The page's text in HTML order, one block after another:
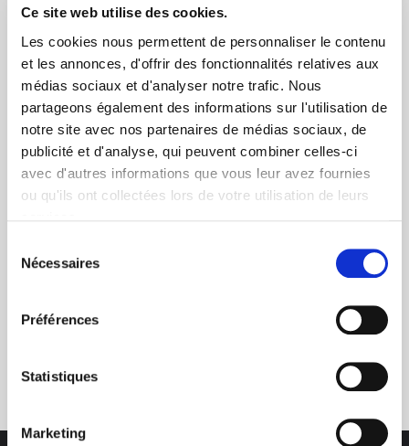
Ce site web utilise des cookies.
Les cookies nous permettent de personnaliser le contenu
et les annonces, d'offrir des fonctionnalités relatives aux
médias sociaux et d'analyser notre trafic. Nous
partageons également des informations sur l'utilisation de
notre site avec nos partenaires de médias sociaux, de
publicité et d'analyse, qui peuvent combiner celles-ci
avec d'autres informations que vous leur avez fournies
ou qu'ils ont collectées lors de votre utilisation de leurs
Nécessaires
Préférences
Statistiques
Marketing
+ de 10 ans d'expertise
dans le photovoltaïque